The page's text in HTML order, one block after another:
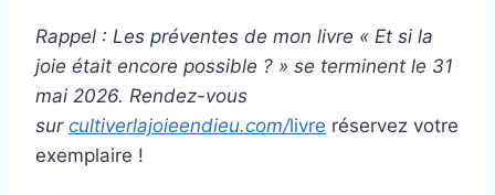
Rappel : Les préventes de mon livre « Et si la
joie était encore possible ? » se terminent le 31
mai 2026. Rendez-vous
sur cultiverlajoieendieu.com/livre réservez votre
exemplaire !